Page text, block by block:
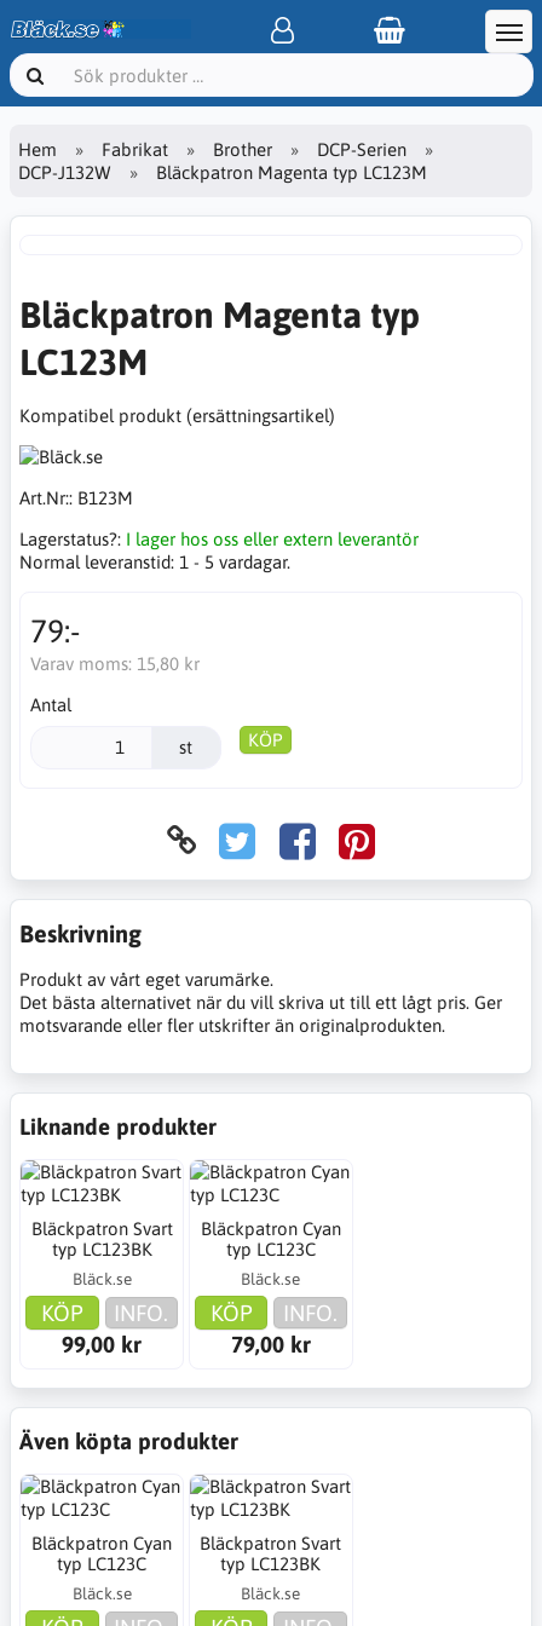
Hem Fabrikat Brother
DCP-Serien
DCP-J132W
Bläckpatron Magenta typ LC123M
Bläckpatron Magenta typ
LC123M
Kompatibel produkt (ersättningsartikel)
Art.Nr:: B123M
Lagerstatus?: I lager hos oss eller extern leverantör
Normal leveranstid: 1 - 5 vardagar.
79:-
Varav moms: 15,80 kr
Antal
st KÖP
Beskrivning
Produkt av vårt eget varumärke.
Det bästa alternativet när du vill skriva ut till ett lågt pris. Ger
motsvarande eller fler utskrifter än originalprodukten.
Liknande produkter
Bläckpatron Svart
typ LC123BK
Bläck.se
KÖP
INFO.
99,00 kr
Bläckpatron Cyan
typ LC123C
Bläck.se
KÖP
INFO.
79,00 kr
Även köpta produkter
Bläckpatron Cyan
typ LC123C
Bläck.se
Bläckpatron Svart
typ LC123BK
Bläck.se